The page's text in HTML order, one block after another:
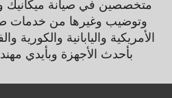
متخصصين في صيانة ميكانيك
وتوضيب وغيرها من خدمات
الأمريكية واليابانية والكورية
بأحدث الأجهزة وبأيدي